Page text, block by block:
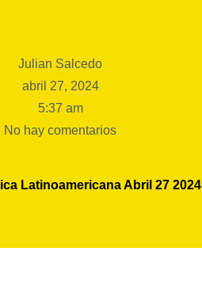
Julian Salcedo
abril 27, 2024
5:37 am
No hay comentarios
Latinoamericana Abril 27 2024